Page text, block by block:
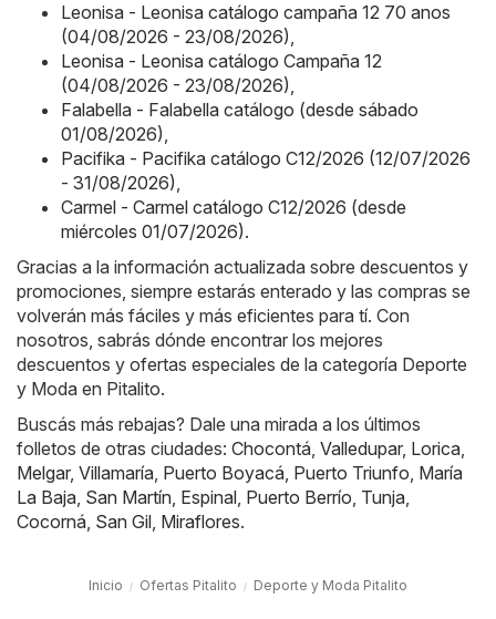
Leonisa - Leonisa catálogo campaña 12 70 anos
(04/08/2026 - 23/08/2026),
Leonisa - Leonisa catálogo Campaña 12
(04/08/2026 - 23/08/2026),
Falabella - Falabella catálogo (desde sábado
01/08/2026),
Pacifika - Pacifika catálogo C12/2026 (12/07/2026
- 31/08/2026),
Carmel - Carmel catálogo C12/2026 (desde
miércoles 01/07/2026).
Gracias a la información actualizada sobre descuentos y
promociones, siempre estarás enterado y las compras se
volverán más fáciles y más eficientes para tí. Con
nosotros, sabrás dónde encontrar los mejores
descuentos y ofertas especiales de la categoría Deporte
y Moda en Pitalito.
Buscás más rebajas? Dale una mirada a los últimos
folletos de otras ciudades: Chocontá, Valledupar, Lorica,
Melgar, Villamaría, Puerto Boyacá, Puerto Triunfo, María
La Baja, San Martín, Espinal, Puerto Berrío, Tunja,
Cocorná, San Gil, Miraflores.
Inicio Ofertas Pitalito Deporte y Moda Pitalito